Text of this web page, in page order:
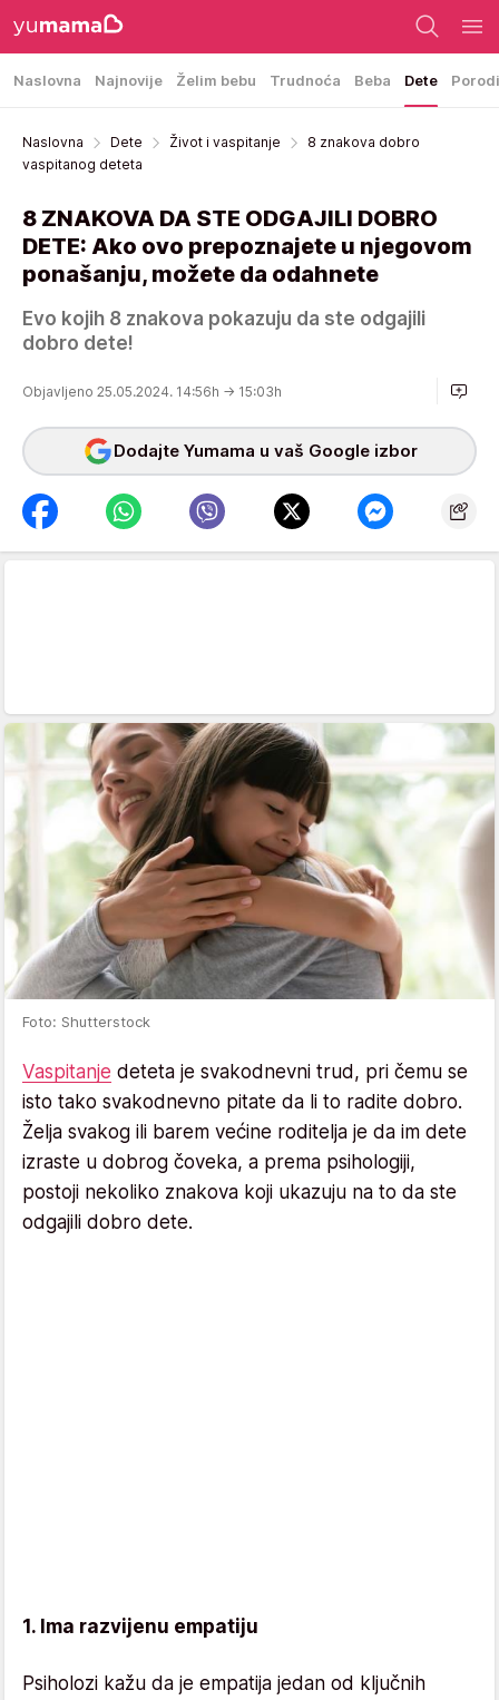
Naslovna Najnovije Želim bebu Trudnoća Beba Dete
Naslovna Dete Život i vaspitanje
8 znakova dobro
vaspitanog deteta
8 ZNAKOVA DA STE ODGAJILI DOBRO
DETE: Ako ovo prepoznajete u njegovom
ponašanju, možete da odahnete
Evo kojih 8 znakova pokazuju da ste odgajili
dobro dete!
Objavljeno 25.05.2024. 14:56h → 15:03h
Dodajte Yumama u vaš Google izbor
Foto: Shutterstock
Vaspitanje deteta je svakodnevni trud, pri čemu se
isto tako svakodnevno pitate da li to radite dobro.
Želja svakog ili barem većine roditelja je da im dete
izraste u dobrog čoveka, a prema psihologiji,
postoji nekoliko znakova koji ukazuju na to da ste
odgajili dobro dete.
1. Ima razvijenu empatiju
Psiholozi kažu da je empatija jedan od ključnih